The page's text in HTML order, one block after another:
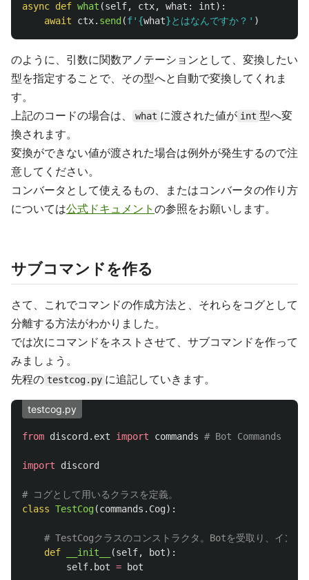
async def what (self, ctx, what : int):
await
ctx. send (f' {what}とはなんですか？ ' )
のように、引数に関数アノテーションとして、変換したい
型を指定することで、その型へと自動で変換してくれま
す。
上記のコードの場合は、
what に渡された値が int 型へ変
換されます。
変換ができない値が渡された場合は例外が発生するので注
意してください。
コンバータとして使えるもの、またはコンバータの作り方
については公式ドキュメント の参照をお願いします。
サブコマンドを作る
さて、これでコマンドの作成方法と、それらをコグとして
分離する方法がわかりました。
では次にコマンドをネストさせて、サブコマンドを作って
みましょう。
先程の testcog.py に追記していきます。
testcog.py
from discord.ext import commands
import discord
class TestCog(commands . Cog):
def __init__ (self, bot):
self. bot = bot